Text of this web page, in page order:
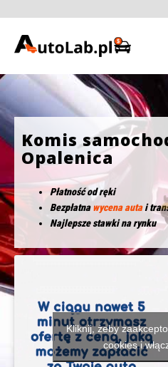
Komis
Opalenica
Płatność od ręki
Bezpłatnawycena autai
Najlepsze stawki na rynku
Kliknij, żeby
cookies i